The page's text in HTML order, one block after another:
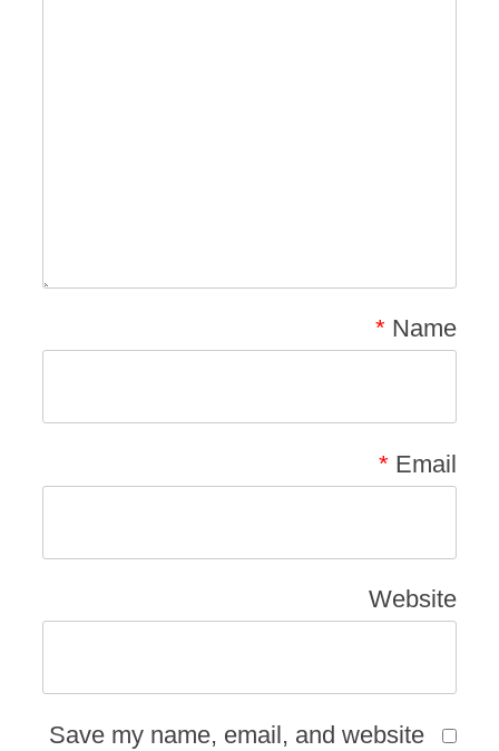
Name
*
Email
*
Website
Save my name, email, and website